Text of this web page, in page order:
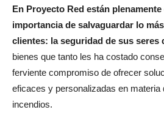
En Proyecto Red están
importancia de salvaguardar lo
clientes: la seguridad de sus seres
bienes que tanto les ha costado
ferviente compromiso de ofrecer
eficaces y personalizadas en materia
incendios.